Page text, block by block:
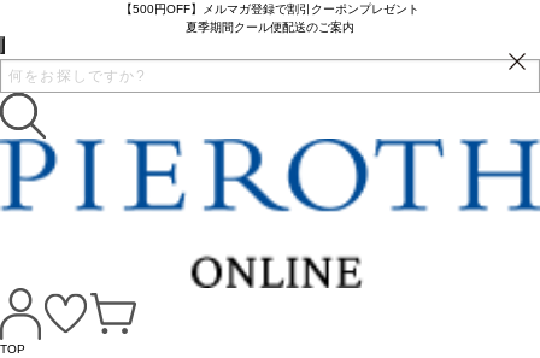
【500円OFF】メルマガ登録で割引クーポンプレゼント
夏季期間クール便配送のご案内
TOP